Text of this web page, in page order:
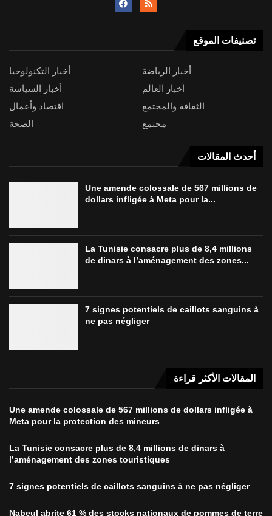
تصنيفات الموقع
أخبار التكنولوجيا
أخبار الرياضة
أخبار السياسة
أخبار العالم
اقتصاد وأعمال
الثقافة والمجتمع
الصحة
مجتمع
أحدث المقالات
Une amende colossale de 567 millions de
dollars infligée à Meta pour la...
La Tunisie consacre plus de 8,4 millions
de dinars à l’aménagement des zones...
7 signes potentiels de caillots sanguins à
ne pas négliger
المقالات الأكثر قراءة
Une amende colossale de 567 millions de dollars infligée à
Meta pour la protection des mineurs
La Tunisie consacre plus de 8,4 millions de dinars à
l’aménagement des zones touristiques
7 signes potentiels de caillots sanguins à ne pas négliger
Nabeul abrite 61 % des stocks nationaux de pommes de terre